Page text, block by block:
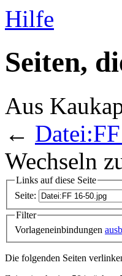
Hilfe
Seiten,
Aus
←
Wechseln
Links auf diese Seite
Seite:
Filter
Vorlageneinbindungen
Die folgenden Seiten